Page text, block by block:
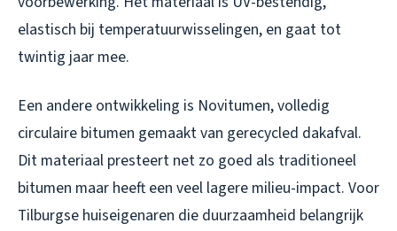
elastisch bij temperatuurwisselingen, en gaat tot
twintig jaar mee.
Een andere ontwikkeling is Novitumen, volledig
circulaire bitumen gemaakt van gerecycled dakafval.
Dit materiaal presteert net zo goed als traditioneel
bitumen maar heeft een veel lagere milieu-impact. Voor
Tilburgse huiseigenaren die duurzaamheid belangrijk